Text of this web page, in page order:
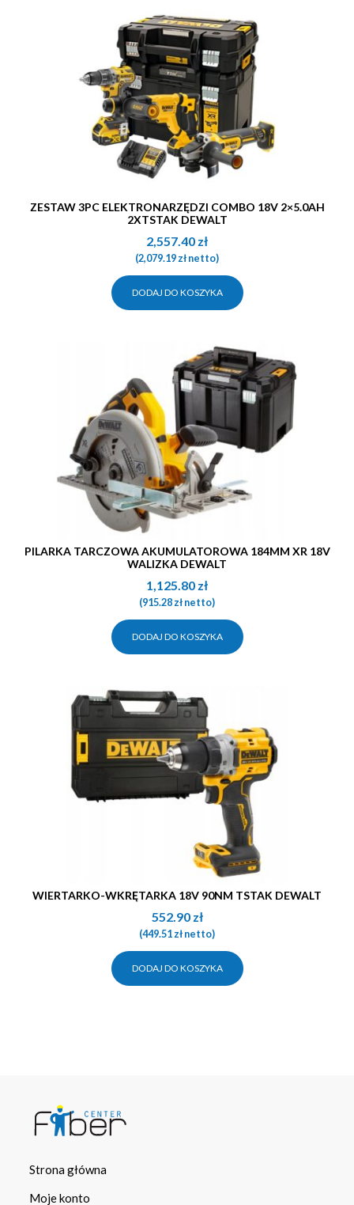
ZESTAW 3PC ELEKTRONARZĘDZI COMBO 18V 2×5.0AH
2XTSTAK DEWALT
2,557.40 zł
(2,079.19złnetto)
DODAJ DO KOSZYKA
PILARKA TARCZOWA AKUMULATOROWA 184MM XR 18V
WALIZKA DEWALT
1,125.80 zł
(915.28złnetto)
DODAJ DO KOSZYKA
WIERTARKO-WKRĘTARKA 18V 90NM TSTAK DEWALT
552.90 zł
(449.51złnetto)
DODAJ DO KOSZYKA
Strona główna
Moje konto